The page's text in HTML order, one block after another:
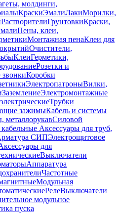
молдинги,
КраскиЭмалиЛакиМорилки,
РастворителиГрунтовкиКраски,
Пены, клеи,
Монтажная пенаКлеи для
Очистители,
КлеиГерметики,
Розетки и
звонкиКоробки
ЭлектропатроныВилки,
ЗаземлениеЭлектромонтажные
Трубки
зажимыКабель и системы
металлорукавСиловой
Аксессуары для труб,
СИПЭлектрощитовое
для
Выключатели
Аппаратура
Частотные
Модульная
РелеВыключатели
модульное
пуска